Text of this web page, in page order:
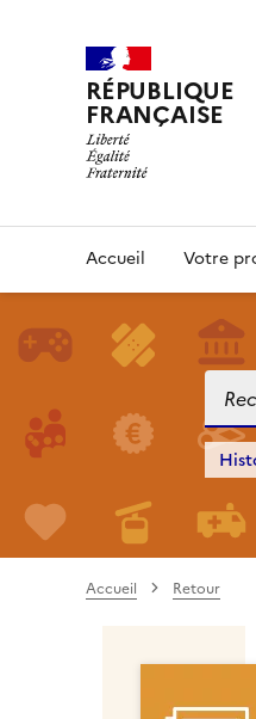
RÉPUBLIQUE
FRANÇAISE
Accueil Votre
Accueil Retour